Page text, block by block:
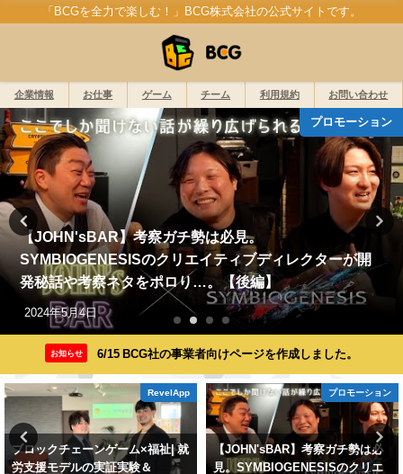
「BCGを全力で楽しむ！」BCG株式会社の公式サイトです。
企業情報 お仕事 ゲーム チーム 利用規約 お問い合わせ
キャリア乙女サバイバー
『キャリア乙女サバイバー 副業は魔界時間⁉』事前登録
キャンペーン開始！
2024年12月24日
お知らせ 6/15 BCG社の事業者向けページを作成しました。
プロモーション
【JOHN'sBAR】考察ガチ勢は必
見。SYMBIOGENESISのクリエ
プロモーション
WebX2024 GAMEROOMの共催報
告、エリア全15ブースに約3,500